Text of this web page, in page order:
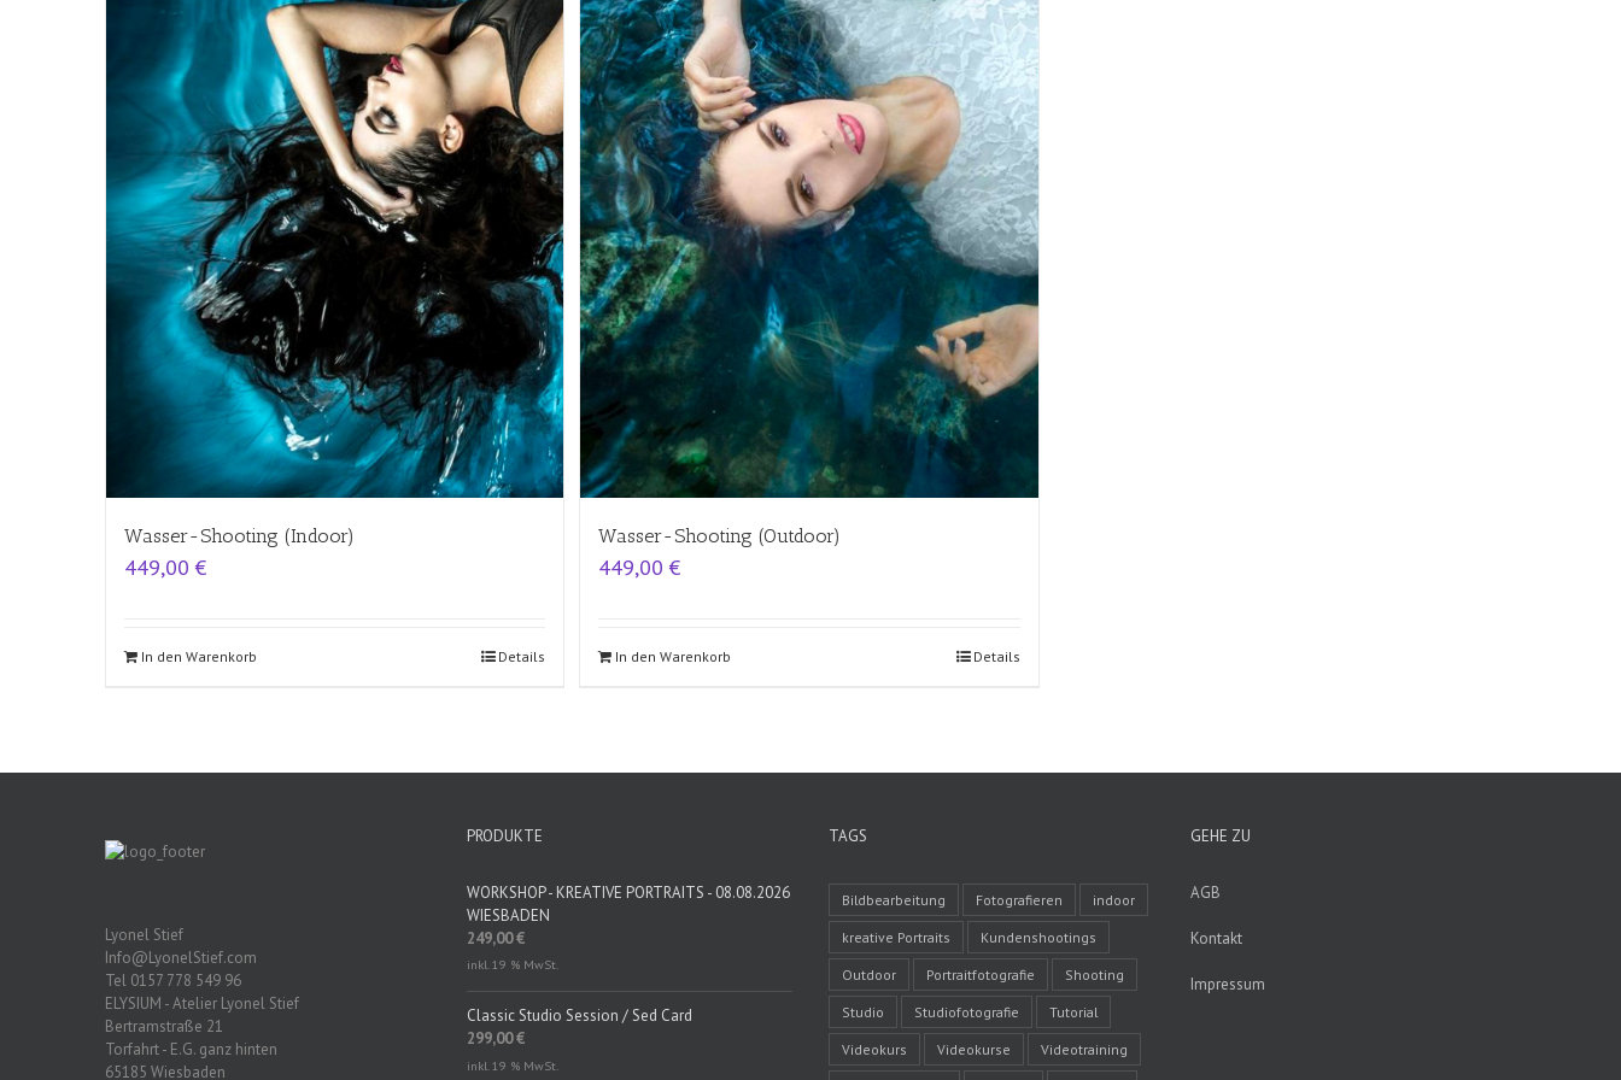
Wasser-Shooting (Indoor)
449,00 €
In den Warenkorb Details
Wasser-Shooting (Outdoor)
449,00€
In den Warenkorb Details
Lyonel Stief
Info@LyonelStief.com
Tel 0157 778 549 96
ELYSIUM - Atelier Lyonel Stief
Bertramstraße 21
Torfahrt - E.G. ganz hinten
65185 Wiesbaden
PRODUKTE
WORKSHOP - KREATIVE PORTRAITS - 08.08.2026
WIESBADEN
249,00€
inkl. 19 % MwSt.
Classic Studio Session / Sed Card
299,00€
inkl. 19 % MwSt.
TAGS
Bildbearbeitung Fotografieren indoor
kreative Portraits Kundenshootings
Outdoor Portraitfotografie Shooting
Studio Studiofotografie Tutorial
Videokurs Videokurse Videotraining
GEHE ZU
AGB
Kontakt
Impressum